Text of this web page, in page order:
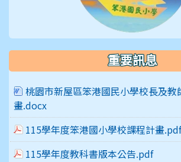
重要訊息
桃園市新屋區笨港國民小學校長及教
畫.docx
115學年度笨港國小學校課程計畫.pdf
115學年度教科書版本公告.pdf